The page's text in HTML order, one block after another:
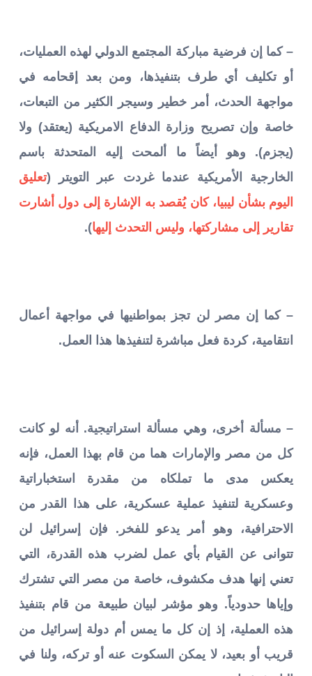
– كما إن فرضية مباركة المجتمع الدولي لهذه العمليات،
أو تكليف أي طرف بتنفيذها، ومن بعد إقحامه في
مواجهة الحدث، أمر خطير وسيجر الكثير من التبعات،
خاصة وإن تصريح وزارة الدفاع الامريكية (يعتقد) ولا
(يجزم). وهو أيضاً ما ألمحت إليه المتحدثة باسم
الخارجية الأمريكية عندما غردت عبر التويتر (تعليق
اليوم بشأن ليبيا، كان يُقصد به الإشارة إلى دول أشارت
تقارير إلى مشاركتها، وليس التحدث إليها).
– كما إن مصر لن تجز بمواطنيها في مواجهة أعمال
انتقامية، كردة فعل مباشرة لتنفيذها هذا العمل.
– مسألة أخرى، وهي مسألة استراتيجية. أنه لو كانت
كل من مصر والإمارات هما من قام بهذا العمل، فإنه
يعكس مدى ما تملكاه من مقدرة استخباراتية
وعسكرية لتنفيذ عملية عسكرية، على هذا القدر من
الاحترافية، وهو أمر يدعو للفخر. فإن إسرائيل لن
تتوانى عن القيام بأي عمل لضرب هذه القدرة، التي
تعني إنها هدف مكشوف، خاصة من مصر التي تشترك
وإياها حدودياً. وهو مؤشر لبيان طبيعة من قام بتنفيذ
هذه العملية، إذ إن كل ما يمس أم دولة إسرائيل من
قريب أو بعيد، لا يمكن السكوت عنه أو تركه، ولنا في